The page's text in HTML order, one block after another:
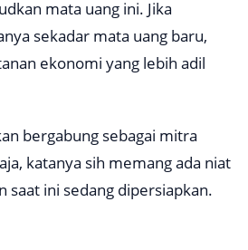
mata uang ini. Jika
sekadar mata uang baru,
ekonomi yang lebih adil
bergabung sebagai mitra
katanya sih memang ada niat
saat ini sedang dipersiapkan.